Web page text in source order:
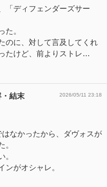
「ディフェンダーズサー
た。
のに、対して言及してくれ
たけど、前よりストレ…
結末 2026/05/11 23:18
なかったから、ダヴォスが
。
。
ンがオシャレ。